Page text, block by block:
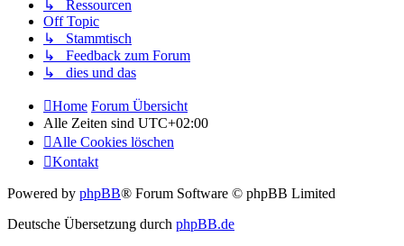
↳ Ressourcen
Off Topic
↳ Stammtisch
↳ Feedback zum Forum
↳ dies und das
Home Forum Übersicht
Alle Zeiten sind UTC+02:00
Alle Cookies löschen
Kontakt
Powered by phpBB® Forum Software © phpBB Limited
Deutsche Übersetzung durch phpBB.de